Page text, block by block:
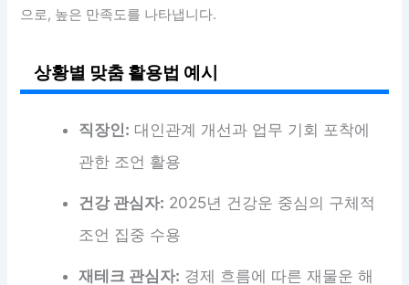
으로, 높은 만족도를 나타냅니다.
상황별 맞춤 활용법 예시
직장인: 대인관계 개선과 업무 기회 포착에
관한 조언 활용
건강 관심자: 2025년 건강운 중심의 구체적
조언 집중 수용
재테크 관심자: 경제 흐름에 따른 재물운 해